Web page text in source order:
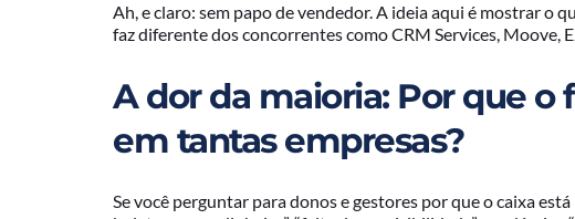
Ah, e claro: sem papo de vendedor. A ideia aqui é mostrar o
faz diferente dos concorrentes como CRM Services, Moove,
A dor da maioria: Por que o
em tantas empresas?
Se você perguntar para donos e gestores por que o caixa